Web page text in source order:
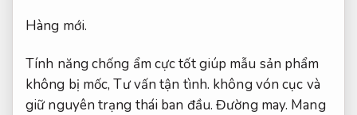
Hàng mới.
Tính năng chống ẩm cực tốt giúp mẫu sản phẩm
không bị mốc,Tư vấn tận tình. không vón cục và
giữ nguyên trạng thái ban đầu.Đường may. Mang